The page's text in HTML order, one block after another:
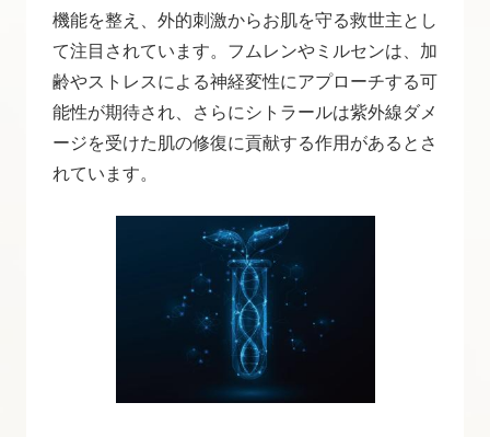
機能を整え、外的刺激からお肌を守る救世主とし
て注目されています。フムレンやミルセンは、加
齢やストレスによる神経変性にアプローチする可
能性が期待され、さらにシトラールは紫外線ダメ
ージを受けた肌の修復に貢献する作用があるとさ
れています。